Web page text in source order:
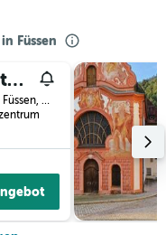
Füssen
Bavaria City Hostel - Design Hostel
Reichenstraße 15, Füssen, Bayern, Deutschland